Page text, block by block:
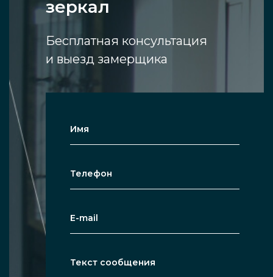
зеркал
Бесплатная консультация
и выезд замерщика